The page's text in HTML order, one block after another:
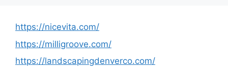
https://nicevita.com/
https://milligroove.com/
https://landscapingdenverco.com/